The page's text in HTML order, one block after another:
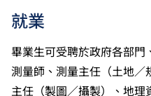
就業
畢業生可受聘於政府各部門
測量師、測量主任（土地／
主任（製圖／攝製）、地理